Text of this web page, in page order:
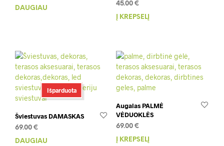
price
DAUGIAU
45.00 €
Į KREPŠELĮ
Išparduota
Šviestuvas DAMASKAS
69.00 €
DAUGIAU
Augalas PALMĖ
VĖDUOKLĖS
69.00 €
Į KREPŠELĮ